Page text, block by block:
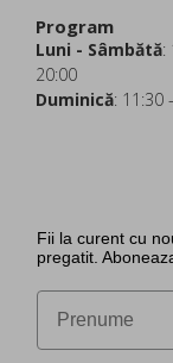
Program
Luni - Sâmbătă:
20:00
Duminică: 11:30
Fii la curent cu
pregatit.